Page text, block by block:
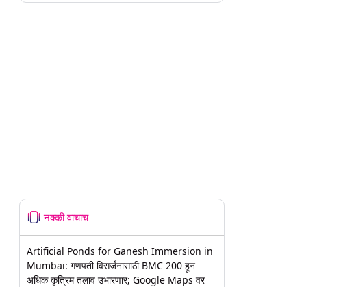
नक्की वाचाच
Artificial Ponds for Ganesh Immersion in
Mumbai: गणपती विसर्जनासाठी BMC 200 हून
अधिक कृत्रिम तलाव उभारणार; Google Maps वर